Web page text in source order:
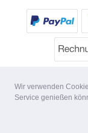
Wir verwenden
Service genießen
Alle